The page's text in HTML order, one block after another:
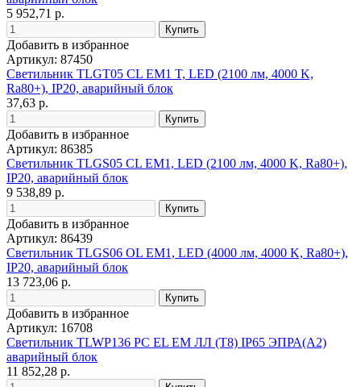
5 952,71 р.
Добавить в избранное
Артикул: 87450
Светильник TLGT05 CL EM1 T, LED (2100 лм, 4000 K,
Ra80+), IP20, аварийный блок
37,63 р.
Добавить в избранное
Артикул: 86385
Светильник TLGS05 CL EM1, LED (2100 лм, 4000 K, Ra80+),
IP20, аварийный блок
9 538,89 р.
Добавить в избранное
Артикул: 86439
Светильник TLGS06 OL EM1, LED (4000 лм, 4000 K, Ra80+),
IP20, аварийный блок
13 723,06 р.
Добавить в избранное
Артикул: 16708
Светильник TLWP136 PC EL EM ЛЛ (T8) IP65 ЭПРА(A2)
аварийный блок
11 852,28 р.